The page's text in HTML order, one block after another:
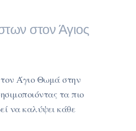
στον Άγιος
τον Άγιο Θωμά στην
τα πιο
να καλύψει κάθε